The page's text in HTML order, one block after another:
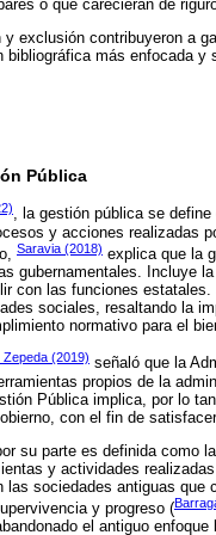
o que carecieran de
exclusión contribuyeron a
bibliográfica más enfocada
Pública
, la gestión pública se
y acciones realizadas
Saravia (2018) explica que la
gubernamentales. Incluye
con las funciones
sociales, resaltando la
normativo para el
Zepeda (2019) señaló que la
propios de la
Pública implica, por lo
con el fin de
su parte es definida como
y actividades
sociedades antiguas que
y progreso (
el antiguo